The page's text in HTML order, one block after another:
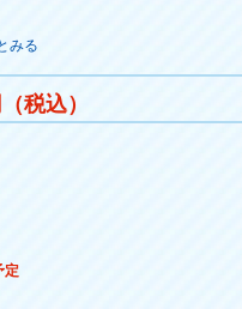
みる
税込）
定